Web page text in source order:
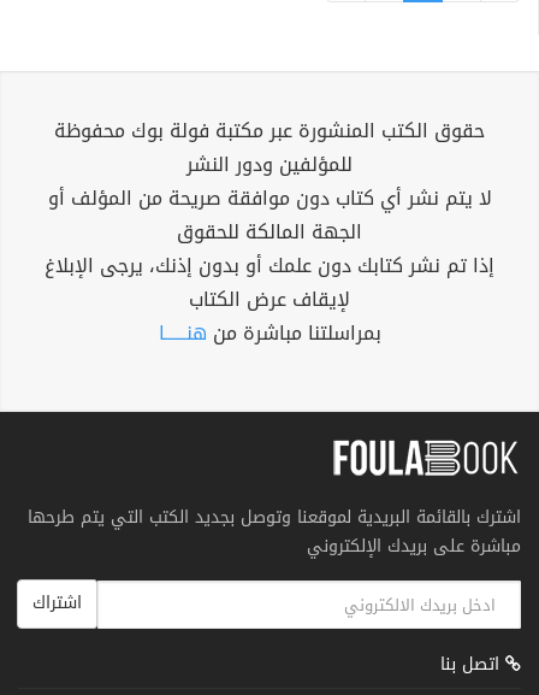
حقوق الكتب المنشورة عبر مكتبة فولة بوك محفوظة
للمؤلفين ودور النشر
لا يتم نشر أي كتاب دون موافقة صريحة من المؤلف أو
الجهة المالكة للحقوق
إذا تم نشر كتابك دون علمك أو بدون إذنك، يرجى الإبلاغ
لإيقاف عرض الكتاب
بمراسلتنا مباشرة من هنــــــا
اشترك بالقائمة البريدية لموقعنا وتوصل بجديد الكتب التي يتم طرحها
مباشرة على بريدك الإلكتروني
اشتراك
اتصل بنا